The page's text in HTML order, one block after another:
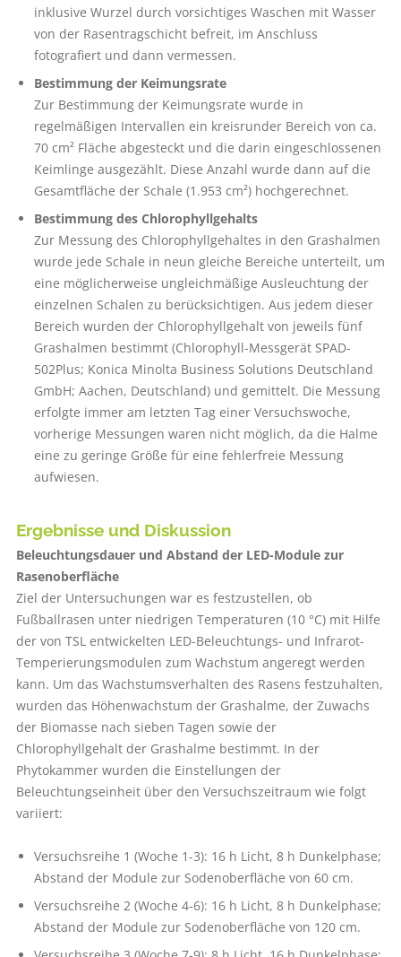
inklusive Wurzel durch vorsichtiges Waschen mit Wasser
von der Rasentragschicht befreit, im Anschluss
fotografiert und dann vermessen.
Bestimmung der Keimungsrate
Zur Bestimmung der Keimungsrate wurde in
regelmäßigen Intervallen ein kreisrunder Bereich von ca.
70 cm² Fläche abgesteckt und die darin eingeschlossenen
Keimlinge ausgezählt. Diese Anzahl wurde dann auf die
Gesamtfläche der Schale (1.953 cm²) hochgerechnet.
Bestimmung des Chlorophyllgehalts
Zur Messung des Chlorophyllgehaltes in den Grashalmen
wurde jede Schale in neun gleiche Bereiche unterteilt, um
eine möglicherweise ungleichmäßige Ausleuchtung der
einzelnen Schalen zu berücksichtigen. Aus jedem dieser
Bereich wurden der Chlorophyllgehalt von jeweils fünf
Grashalmen bestimmt (Chlorophyll-Messgerät SPAD-
502Plus; Konica Minolta Business Solutions Deutschland
GmbH; Aachen, Deutschland) und gemittelt. Die Messung
erfolgte immer am letzten Tag einer Versuchswoche,
vorherige Messungen waren nicht möglich, da die Halme
eine zu geringe Größe für eine fehlerfreie Messung
aufwiesen.
Ergebnisse und Diskussion
Beleuchtungsdauer und Abstand der LED-Module zur
Rasenoberfläche
Ziel der Untersuchungen war es festzustellen, ob
Fußballrasen unter niedrigen Temperaturen (10 °C) mit Hilfe
der von TSL entwickelten LED-Beleuchtungs- und Infrarot-
Temperierungsmodulen zum Wachstum angeregt werden
kann. Um das Wachstumsverhalten des Rasens festzuhalten,
wurden das Höhenwachstum der Grashalme, der Zuwachs
der Biomasse nach sieben Tagen sowie der
Chlorophyllgehalt der Grashalme bestimmt. In der
Phytokammer wurden die Einstellungen der
Beleuchtungseinheit über den Versuchszeitraum wie folgt
variiert:
Versuchsreihe 1 (Woche 1-3): 16 h Licht, 8 h Dunkelphase;
Abstand der Module zur Sodenober­fläche von 60 cm.
Versuchsreihe 2 (Woche 4-6): 16 h Licht, 8 h Dunkelphase;
Abstand der Module zur Sodenober­fläche von 120 cm.